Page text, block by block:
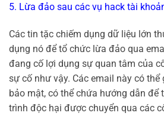
5. Lừa đảo sau các vụ hack tài
Các tin tặc chiếm dụng dữ liệu lớn
dụng nó để tổ chức lừa đảo qua
đang cố lợi dụng sự quan tâm của
sự cố như vậy. Các email này có
bảo mật, có thể chứa hướng dẫn để
trình độc hại được chuyển qua các